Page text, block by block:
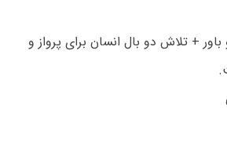
باور + تلاش دو بال انسان برای پرواز و